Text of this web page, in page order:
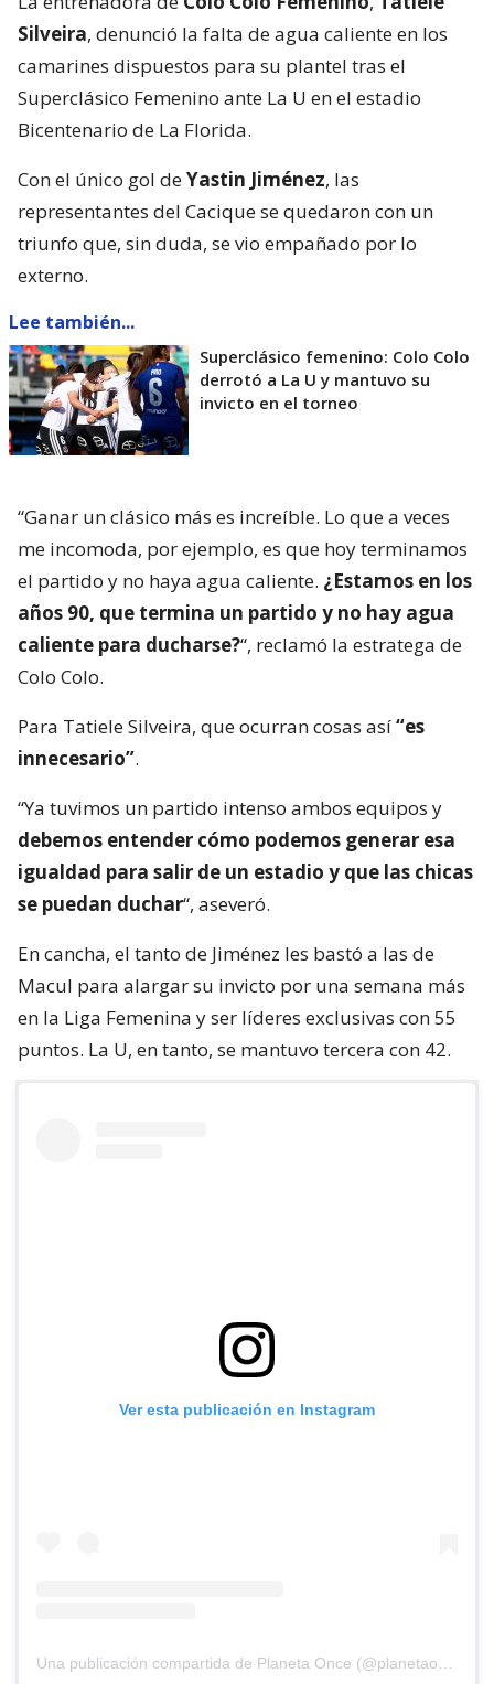
Silveira, denunció la falta de agua caliente en los
camarines dispuestos para su plantel tras el
Superclásico Femenino ante La U en el estadio
Bicentenario de La Florida.
Con el único gol deYastin Jiménez, las
representantes del Cacique se quedaron con un
triunfo que, sin duda, se vio empañado por lo
externo.
Lee también...
Superclásico femenino: Colo Colo
derrotó a La U y mantuvo su
invicto en el torneo
“Ganar un clásico más es increíble. Lo que a veces
me incomoda, por ejemplo, es que hoy terminamos
el partido y no haya agua caliente. ¿Estamos en los
años 90, que termina un partido y no hay agua
caliente para ducharse?“, reclamó la estratega de
Colo Colo.
Para Tatiele Silveira, que ocurran cosas así“es
innecesario”.
“Ya tuvimos un partido intenso ambos equipos y
debemos entender cómo podemos generar esa
igualdad para salir de un estadio y que las chicas
se puedan duchar“, aseveró.
En cancha, el tanto de Jiménez les bastó a las de
Macul para alargar su invicto por una semana más
en la Liga Femenina y ser líderes exclusivas con 55
puntos. La U, en tanto, se mantuvo tercera con 42.
Ver esta publicación en Instagram